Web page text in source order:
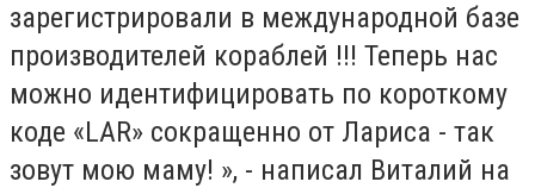
зарегистрировали в международной базе
производителей кораблей !!! Теперь нас
можно идентифицировать по короткому
коде «LAR» сокращенно от Лариса - так
зовут мою маму! », - написал Виталий на